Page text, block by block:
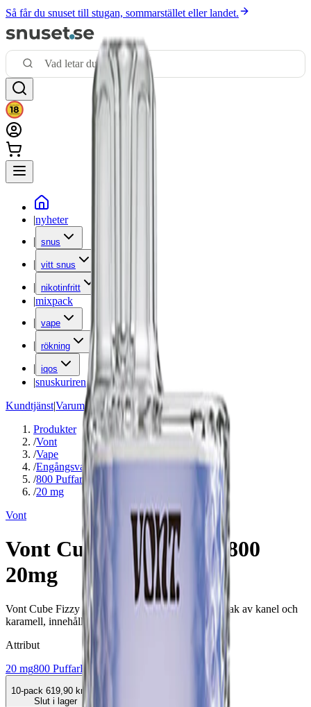
Så får du snuset till stugan, sommarstället eller landet.
|nyheter
| snus
| vitt snus
| nikotinfritt
|mixpack
| vape
| rökning
| iqos
|snuskuriren
Kundtjänst|Varumärken
Produkter
/Vont
/Vape
/Engångsvape
/800 Puffar
/20 mg
Vont
Vont Cube Fizzy Boost 800
20mg
Vont Cube Fizzy Boost är en engångsvape med smak av kanel och
karamell, innehåller 0,05 mg nikotin per bloss.
Attribut
20 mg800 PuffarEngångsvape
10-pack 619,90 kr
Slut i lager